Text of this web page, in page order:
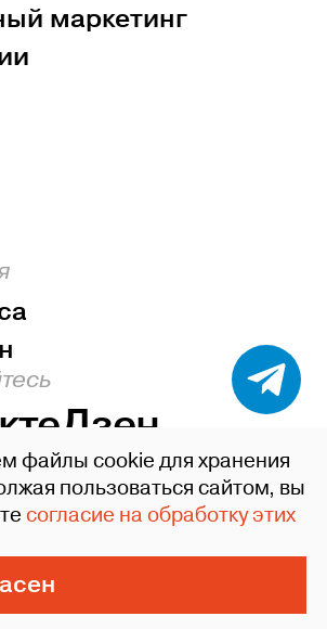
маркетинг
Дзен
соглашение
файлы cookie для хранения
пользоваться сайтом, вы
согласие на обработку этих